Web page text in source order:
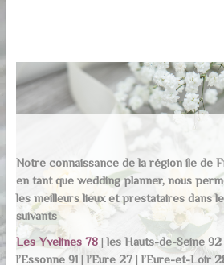
Notre connaissance de la région ile de
en tant que wedding planner, nous
les meilleurs lieux et prestataires dans
suivants
Les Yvelines 78|les Hauts-de-Seine 92
l’Essonne 91 |l’Eure 27|l’Eure-et-Loir